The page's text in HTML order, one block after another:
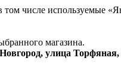
числе используемые
магазина.
улица